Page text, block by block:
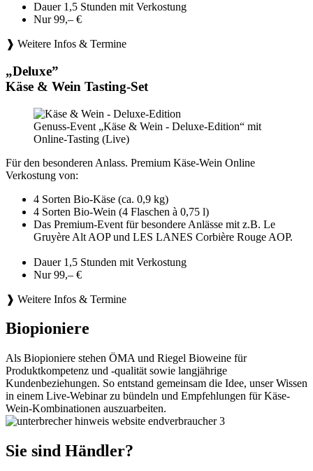
Dauer 1,5 Stunden mit Verkostung
Nur 99,– €
❱ Weitere Infos & Termine
„Deluxe”
Käse & Wein Tasting-Set
Genuss-Event „Käse & Wein - Deluxe-Edition“ mit
Online-Tasting (Live)
Für den besonderen Anlass. Premium Käse-Wein Online
Verkostung von:
4 Sorten Bio-Käse (ca. 0,9 kg)
4 Sorten Bio-Wein (4 Flaschen à 0,75 l)
Das Premium-Event für besondere Anlässe mit z.B. Le
Gruyère Alt AOP und LES LANES Corbière Rouge AOP.
Dauer 1,5 Stunden mit Verkostung
Nur 99,– €
❱ Weitere Infos & Termine
Biopioniere
Als Biopioniere stehen ÖMA und Riegel Bioweine für
Produktkompetenz und -qualität sowie langjährige
Kundenbeziehungen. So entstand gemeinsam die Idee, unser Wissen
in einem Live-Webinar zu bündeln und Empfehlungen für Käse-
Wein-Kombinationen auszuarbeiten.
Sie sind Händler?